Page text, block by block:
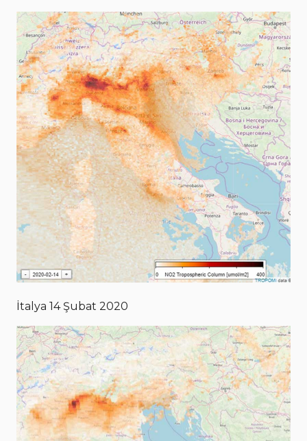
İtalya 14 Şubat 2020